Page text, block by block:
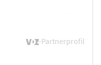
-Partnerprofil